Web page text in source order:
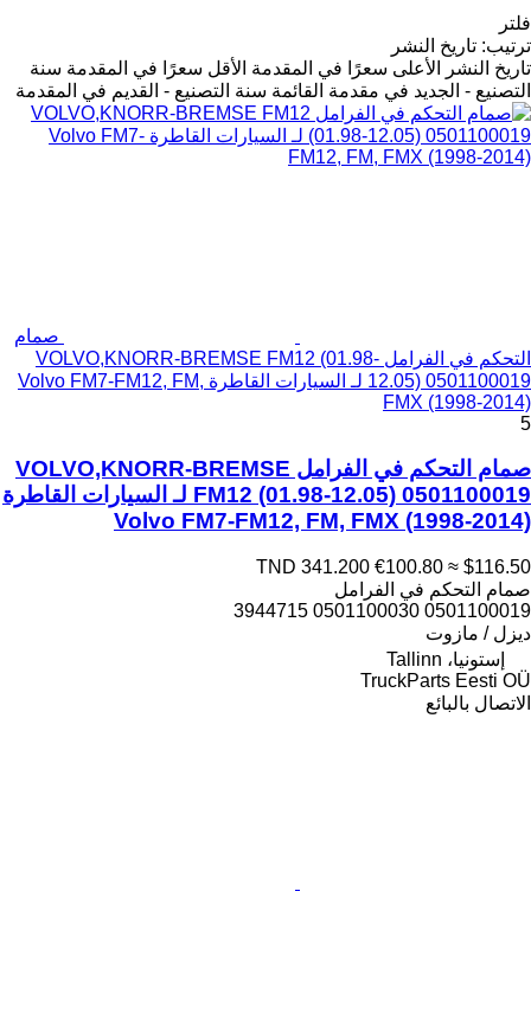
فلتر
ترتيب: تاريخ النشر
تاريخ النشر
الأعلى سعرًا في المقدمة الأقل سعرًا في المقدمة سنة
التصنيع - الجديد في مقدمة القائمة سنة التصنيع - القديم في المقدمة
صمام
التحكم في الفرامل VOLVO,KNORR-BREMSE FM12 (01.98-
12.05) 0501100019 لـ السيارات القاطرة Volvo FM7-FM12, FM,
FMX (1998-2014)
5
صمام التحكم في الفرامل VOLVO,KNORR-BREMSE
FM12 (01.98-12.05) 0501100019 لـ السيارات القاطرة
Volvo FM7-FM12, FM, FMX (1998-2014)
TND 341.200 €100.80 ≈ $116.50
صمام التحكم في الفرامل
0501100019 0501100030 3944715
ديزل / مازوت
إستونيا، Tallinn
TruckParts Eesti OÜ
الاتصال بالبائع